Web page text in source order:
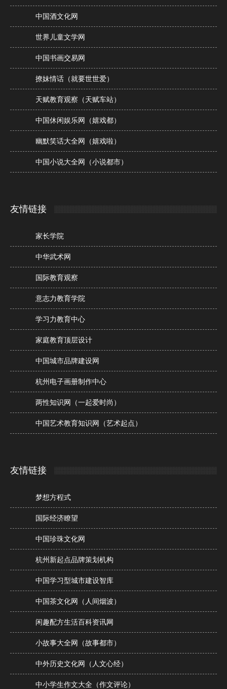
中国酒文化网
世界儿童文学网
中国书画交易网
撩妹情话（就要世世爱）
天赋教育观察（天赋车站）
中国休闲娱乐网（嬉戏都）
幽默笑话大全网（嬉戏啦）
中国小说大全网（小说都市）
友情链接
家长学院
中华武术网
国际教育观察
意志力教育学院
学习力教育中心
家庭教育顶层设计
中国城市品牌建设网
杭州电子画册制作中心
两性知识网（一起爱时尚）
中国艺术教育知识网（艺术起点）
友情链接
梦想方程式
国际经济瞭望
中国珍珠文化网
杭州新起点品牌策划机构
中国学习型城市建设智库
中国茶文化网（人间烟波）
闲趣配方生活百科资讯网
小故事大全网（故事都市）
中外历史文化网（人文心经）
中小学生作文大全（作文评论）